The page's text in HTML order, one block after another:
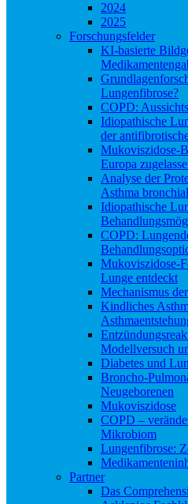
2024
2025
Forschungsfelder
KI-basierte
Lungenfibrose?
COPD:
Idiopathische
der
Mukoviszidose-
Europa
Analyse der
Asthma
Idiopathische
COPD:
Mukoviszidose-
Lunge entdeckt
Mechanismus
Kindliches
Modellversuch
Diabetes und
Broncho-
Neugeborenen
Mukoviszidose
COPD –
Mikrobiom
Lungenfibrose:
Partner
Das